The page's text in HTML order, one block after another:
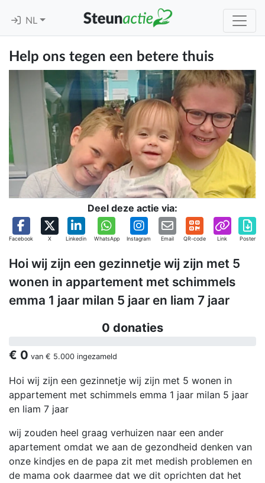
NL
Help ons tegen een betere thuis
Deel deze actie via:
Facebook X Linkedin WhatsApp Instagram Email QR-code Link Poster
Hoi wij zijn een gezinnetje wij zijn met 5
wonen in appartement met schimmels
emma 1 jaar milan 5 jaar en liam 7 jaar
0 donaties
€ 0 van € 5.000 ingezameld
Hoi wij zijn een gezinnetje wij zijn met 5 wonen in
appartement met schimmels emma 1 jaar milan 5 jaar
en liam 7 jaar
wij zouden heel graag verhuizen naar een ander
apartement omdat we aan de gezondheid denken van
onze kindjes en de papa zit met medish problemen en
de mama ook daarmee dat we dit oprichten dat het